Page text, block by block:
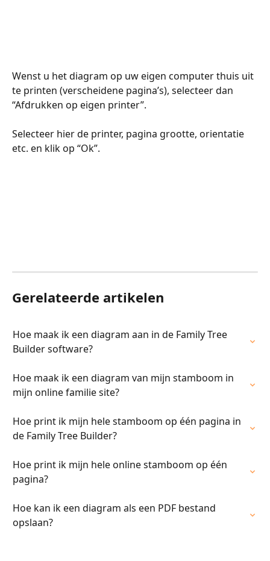
Wenst u het diagram op uw eigen computer thuis uit
te printen (verscheidene pagina’s), selecteer dan
“Afdrukken op eigen printer”.
​​​​Selecteer hier de printer, pagina grootte, orientatie
etc. en klik op “Ok”. ​
Gerelateerde artikelen
Hoe maak ik een diagram aan in de Family Tree
Builder software?
Hoe maak ik een diagram van mijn stamboom in
mijn online familie site?
Hoe print ik mijn hele stamboom op één pagina in
de Family Tree Builder?
Hoe print ik mijn hele online stamboom op één
pagina?
Hoe kan ik een diagram als een PDF bestand
opslaan?